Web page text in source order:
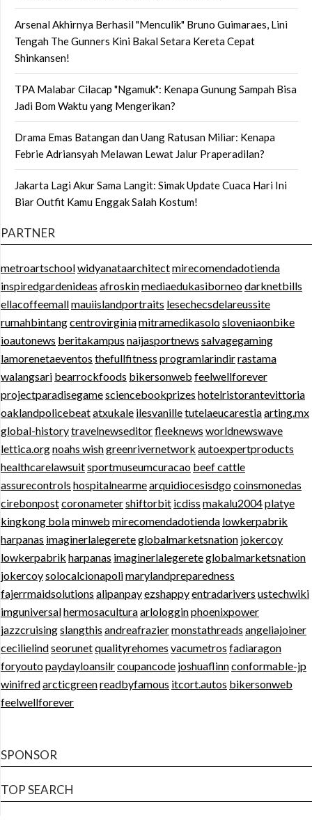
Arsenal Akhirnya Berhasil "Menculik" Bruno Guimaraes, Lini
Tengah The Gunners Kini Bakal Setara Kereta Cepat
Shinkansen!
TPA Malabar Cilacap "Ngamuk": Kenapa Gunung Sampah Bisa
Jadi Bom Waktu yang Mengerikan?
Drama Emas Batangan dan Uang Ratusan Miliar: Kenapa
Febrie Adriansyah Melawan Lewat Jalur Praperadilan?
Jakarta Lagi Akur Sama Langit: Simak Update Cuaca Hari Ini
Biar Outfit Kamu Enggak Salah Kostum!
PARTNER
metroartschoolwidyanataarchitectmirecomendadotienda
inspiredgardenideas afroskinmediaedukasiborneodarknetbills
ellacoffeemallmauiislandportraits lesechecsdelareussite
rumahbintangcentrovirginiamitramedikasolosloveniaonbike
ioautonews beritakampus naijasportnews salvagegaming
lamorenetaeventos thefullfitness programlarindirrastama
walangsari bearrockfoods bikersonweb feelwellforever
projectparadisegamesciencebookprizes hotelristorantevittoria
oaklandpolicebeatatxukale ilesvanilletutelaeucarestiaarting.mx
global-historytravelnewseditorfleeknews worldnewswave
lettica.orgnoahs wishgreenrivernetwork autoexpertproducts
healthcarelawsuitsportmuseumcuracao beef cattle
assurecontrols hospitalnearmearquidiocesisdgocoinsmonedas
cirebonpostcoronametershiftorbit icdiss makalu2004platye
kingkong bolaminweb mirecomendadotienda lowkerpabrik
harpanas imaginerlalegereteglobalmarketsnation jokercoy
lowkerpabrik harpanas imaginerlalegereteglobalmarketsnation
jokercoysolocalcionapolimarylandpreparedness
fajerrmaidsolutions alipanpayezshappyentradarivers ustechwiki
imguniversalhermosaculturaarlologginphoenixpower
jazzcruisingslangthis andreafraziermonstathreads angeliajoiner
cecilielindseorunetqualityrehomes vacumetros fadiaragon
foryoutopaydayloansilrcoupancode joshuaflinnconformable-jp
winifredarcticgreenreadbyfamous itcort.autos bikersonweb
feelwellforever
SPONSOR
TOP SEARCH